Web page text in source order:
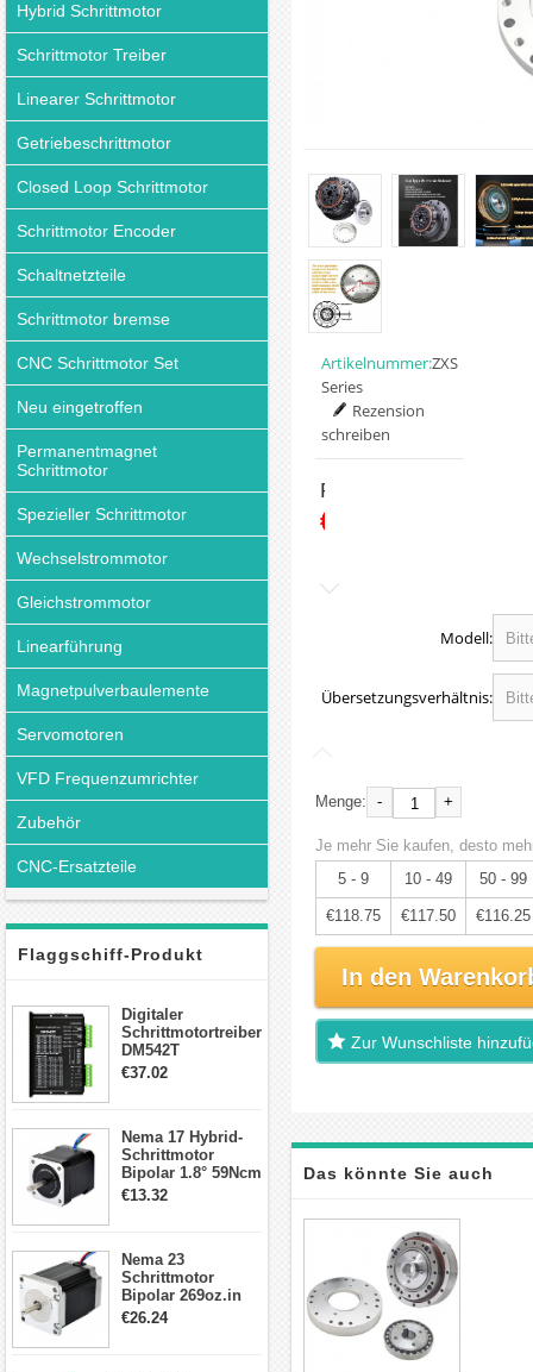
Hybrid Schrittmotor
Schrittmotor Treiber
Linearer Schrittmotor
Getriebeschrittmotor
Closed Loop Schrittmotor
Schrittmotor Encoder
Schaltnetzteile
Schrittmotor bremse
CNC Schrittmotor Set
Neu eingetroffen
Permanentmagnet
Schrittmotor
Spezieller Schrittmotor
Wechselstrommotor
Gleichstrommotor
Linearführung
Magnetpulverbaulemente
Servomotoren
VFD Frequenzumrichter
Zubehör
CNC-Ersatzteile
Flaggschiff-Produkt
Digitaler
Schrittmotortreiber
DM542T
Schrittmotor
Schrittmotor
€37.02
Nema 17 Hybrid-
Schrittmotor
Bipolar 1.8° 59Ncm
2A 4 Drähte mit 1m
€13.32
Nema 23
Schrittmotor
Bipolar 269oz.in
2,8A 57x57x76mm
€26.24
Artikelnummer:ZXS
Series
Rezension
schreiben
Preis:
€125.00
Modell:
Übersetzungsverhältnis:
Menge: - +
Je mehr Sie kaufen, desto
5 - 9
10 - 49 50 - 99
€118.75 €117.50 €116.25
In den
Zur Wunschliste
Das könnte Sie auch
interessieren